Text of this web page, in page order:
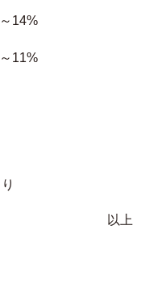
14%
11%
以上